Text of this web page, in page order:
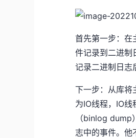
首先第一步：在
件记录到二进制
记录二进制日志
下一步：从库将
为IO线程，IO
（binlog dump
志中的事件。他